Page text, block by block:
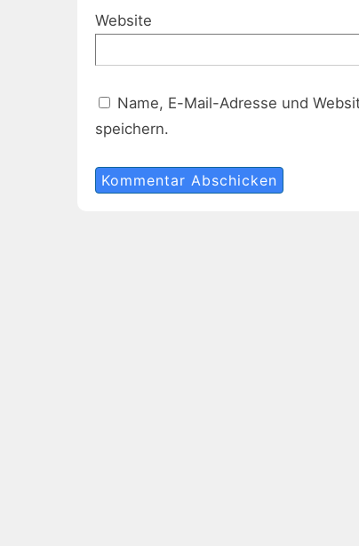
Website
Name, E-Mail-Adresse und
speichern.